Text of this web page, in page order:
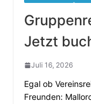
Jetzt
Juli 16, 2026
Egal ob
Freunden: